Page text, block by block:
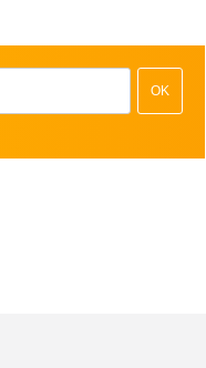
OK